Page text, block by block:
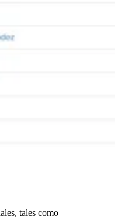
tales como